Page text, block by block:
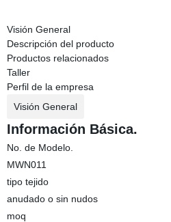
Visión General
Descripción del producto
Productos relacionados
Taller
Perfil de la empresa
Visión General
Información Básica.
No. de Modelo.
MWN011
tipo tejido
anudado o sin nudos
moq